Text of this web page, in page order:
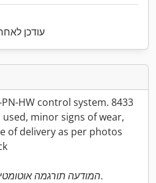
עודכן לאחרונה
PN-HW control system. 8433
used, minor signs of wear,
of delivery as per photos
המודעה תורגמה אוטומטית. ייתכנו שגיאות בתרגום.